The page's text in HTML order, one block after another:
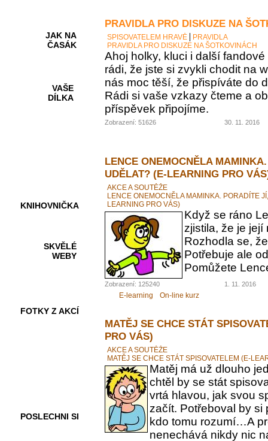
JAK NA
ČASÁK
VAŠE
DÍLKA
KNIHOVNIČKA
SKVĚLÉ
WEBY
FOTKY Z AKCÍ
POSLECHNI SI
PRAVIDLA PRO DISKUZE NA
SPISOVATELEM HRAVĚ
PRAVIDLA
PRAVIDLA PRO DISKUZE NA ŠOTKOVINÁCH
Ahoj holky, kluci i další
rádi, že jste si zvykli chodit na
nás moc těší, že přispíváte do
Rádi si vaše vzkazy čteme a
příspěvek připojíme.
Zobrazení: 51626 30. 11. 2016
LENCE ONEMOCNĚLA
UDĚLAT? (E-LEARNING PRO
AKCE A SOUTĚŽE
LENCE ONEMOCNĚLA MAMINKA. PORADÍTE
LEARNING PRO VÁS)
Když se ráno
zjistila, že je její
Rozhodla se,
Potřebuje ale
Pomůžete
Zobrazení: 125240 1. 11. 2016
E-learning On-line kurz
MATĚJ SE CHCE STÁT
PRO VÁS)
AKCE A SOUTĚŽE
MATĚJ SE CHCE STÁT SPISOVATELEM (E-
Matěj má už dlouho
chtěl by se stát
vrtá hlavou, jak svou
začít. Potřeboval by si
kdo tomu rozumí…A
nenechává nikdy nic